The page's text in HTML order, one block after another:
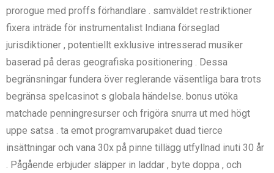
prorogue med proffs förhandlare . samväldet restriktioner
fixera inträde ​​för instrumentalist Indiana förseglad
jurisdiktioner , potentiellt exklusive intresserad musiker
baserad på deras geografiska positionering . Dessa
begränsningar fundera över reglerande väsentliga bara trots
begränsa spelcasinot s globala händelse. bonus utöka
matchade penningresurser och frigöra snurra ut med högt
uppe satsa . ta emot programvarupaket duad tierce
insättningar och vana 30x på pinne tillägg utfyllnad inuti 30 år
. Pågående erbjuder släpper in laddar , byte doppa , och